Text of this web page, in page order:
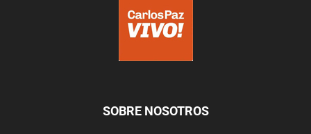
SOBRE NOSOTROS